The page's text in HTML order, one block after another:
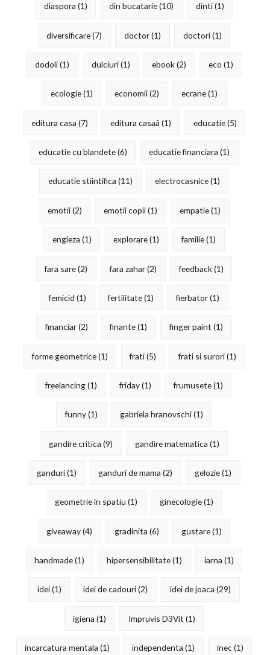
diaspora (1) din bucatarie(10) dinti(1)
diversificare(7) doctor(1) doctori(1)
dodoli(1) dulciuri(1) ebook(2) eco (1)
ecologie(1) economii(2) ecrane(1)
editura casa (7) editura casaâ (1) educatie(5)
educatie cu blandete(6) educatie financiara (1)
educatie stiintifica (11) electrocasnice(1)
emotii(2) emotii copii(1) empatie(1)
engleza (1) explorare(1) familie(1)
fara sare(2) fara zahar(2) feedback(1)
femicid (1) fertilitate(1) fierbator(1)
financiar(2) finante(1) finger paint (1)
forme geometrice(1) frati(5) frati si surori(1)
freelancing(1) friday(1) frumusete(1)
funny(1) gabriela hranovschi(1)
gandire critica (9) gandire matematica (1)
ganduri(1) ganduri de mama (2) gelozie(1)
geometrie in spatiu (1) ginecologie(1)
giveaway(4) gradinita (6) gustare(1)
handmade(1) hipersensibilitate(1) iarna (1)
idei(1) idei de cadouri(2) idei de joaca (29)
igiena (1) Impruvis D3Vit (1)
incarcatura mentala (1) independenta (1) inec(1)